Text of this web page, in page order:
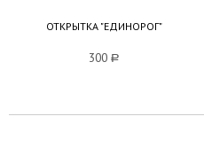
ОТКРЫТКА "ЕДИНОРОГ"
300 a